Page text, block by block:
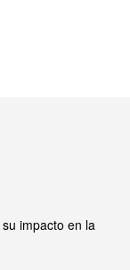
impacto en la